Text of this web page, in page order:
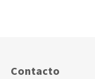
Contacto